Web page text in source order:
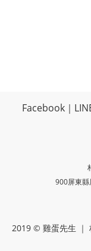
Facebook ｜
900屏東
2019 © 雞蛋先生 ｜